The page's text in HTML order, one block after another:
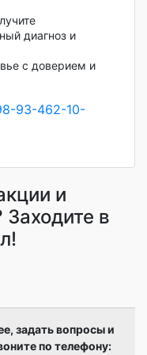
диагноз и
с доверием и
93-462-10-
и
Заходите в
задать вопросы и
по телефону: